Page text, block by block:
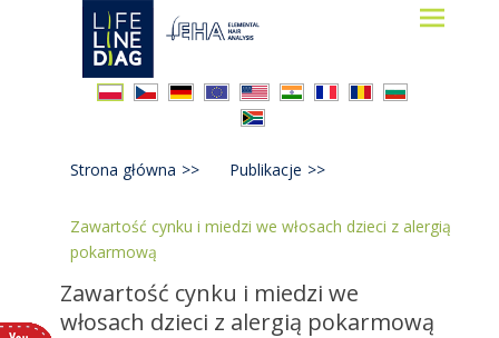
Lifelinediag
Elemental Hair Analysis
Strona główna >> Publikacje >>
Zawartość cynku i miedzi we włosach dzieci z alergią
pokarmową
Zawartość cynku i miedzi we
włosach dzieci z alergią pokarmową